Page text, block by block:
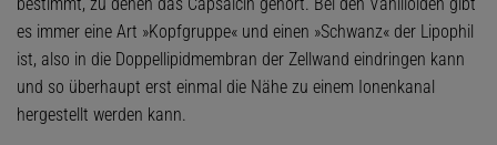
es immer eine Art »Kopfgruppe« und einen »Schwanz« der Lipophil
ist, also in die Doppellipidmembran der Zellwand eindringen kann
und so überhaupt erst einmal die Nähe zu einem Ionenkanal
hergestellt werden kann.